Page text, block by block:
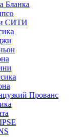
Бланка
СИТИ
Прованс